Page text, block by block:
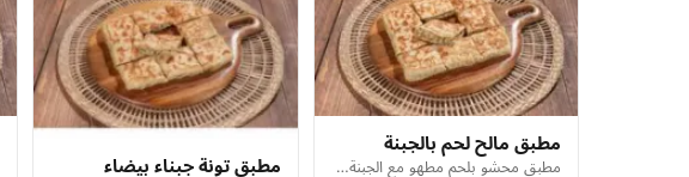
مطبق مالح لحم بالجبنة
مطبق محشو بلحم مطهو مع الجبنة…
مطبق تونة جبناء بيضاء